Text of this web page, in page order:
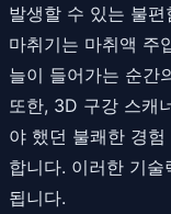
발생할 수 있는 불
마취기는 마취액 주
늘이 들어가는 순간
또한, 3D 구강 스캐
야 했던 불쾌한 경
합니다. 이러한 기
됩니다.